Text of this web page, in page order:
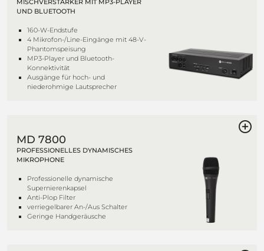
MISCHVERSTÄRKER MIT MP3-PLAYER
UND BLUETOOTH
160-W-Endstufe
4 Mikrofon-/Line-Eingänge mit 48-V-
Phantomspeisung
MP3-Player und Bluetooth-
Konnektivität
Ausgänge für hoch- und
niederohmige Lautsprecher
MD 7800
PROFESSIONELLES DYNAMISCHES
MIKROPHONE
Professionelle dynamische
Supernierenkapsel
Anti-Plop Filter
verriegelbarer An-/Aus Schalter
Geringe Handgeräusche